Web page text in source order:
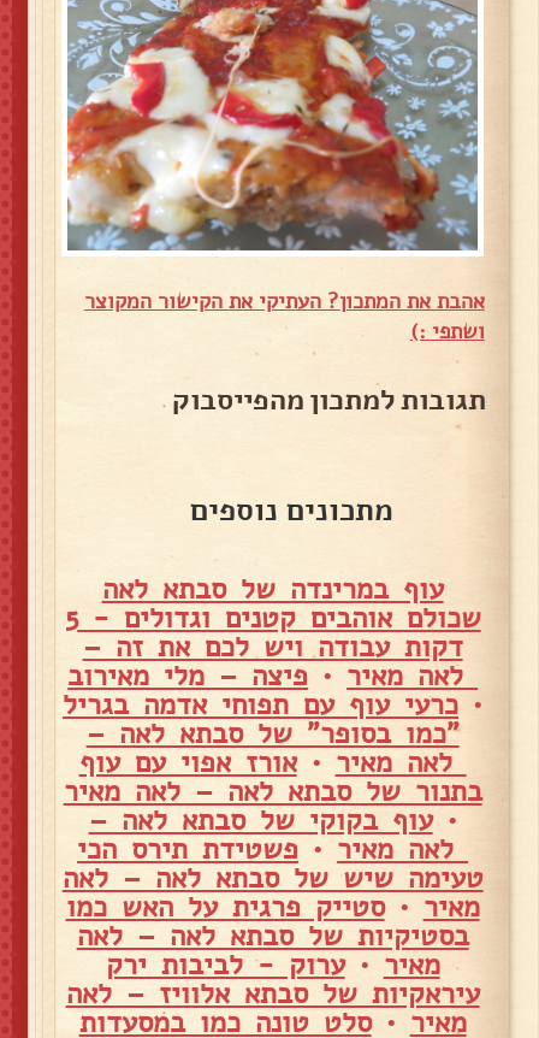
אהבת את המתכון? העתיקי את הקישור המקוצר
ושתפי :)
תגובות למתכון מהפייסבוק
מתכונים נוספים
עוף במרינדה של סבתא לאה
שכולם אוהבים קטנים וגדולים - 5
דקות עבודה ויש לכם את זה –
לאה מאיר • פיצה – מלי מאירוב
• כרעי עוף עם תפוחי אדמה בגריל
"כמו בסופר" של סבתא לאה –
לאה מאיר •אורז אפוי עם עוף
בתנור של סבתא לאה – לאה מאיר
•עוף בקוקי של סבתא לאה –
לאה מאיר • פשטידת תירס הכי
טעימה שיש של סבתא לאה – לאה
מאיר •סטייק פרגית על האש כמו
בסטיקיות של סבתא לאה – לאה
מאיר •ערוק - לביבות ירק
עיראקיות של סבתא אלוויז – לאה
מאיר •סלט טונה כמו במסעדות